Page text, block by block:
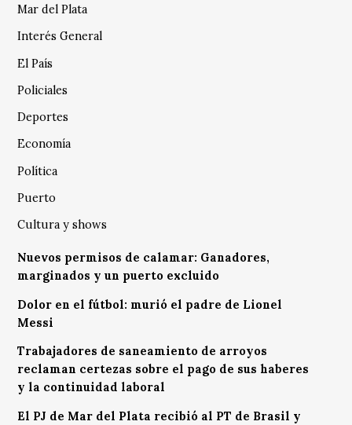
Mar del Plata
Interés General
El País
Policiales
Deportes
Economía
Política
Puerto
Cultura y shows
Nuevos permisos de calamar: Ganadores,
marginados y un puerto excluido
Dolor en el fútbol: murió el padre de Lionel
Messi
Trabajadores de saneamiento de arroyos
reclaman certezas sobre el pago de sus haberes
y la continuidad laboral
El PJ de Mar del Plata recibió al PT de Brasil y